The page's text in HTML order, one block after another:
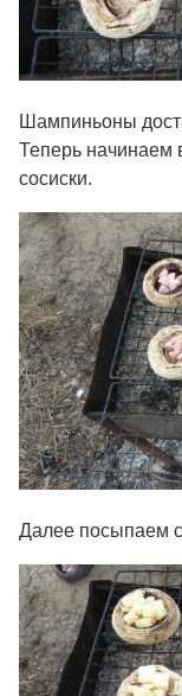
Шампиньоны
Теперь начинаем
сосиски.
Далее посыпаем